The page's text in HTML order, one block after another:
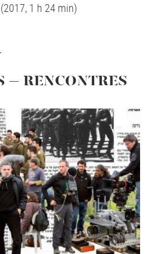
(2017, 1 h 24 min)
– RENCONTRES